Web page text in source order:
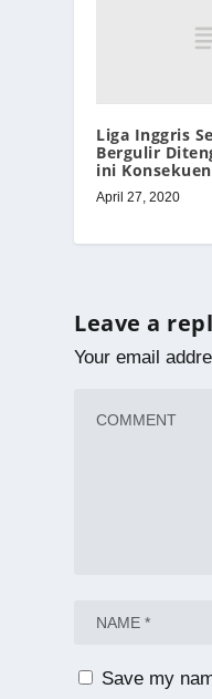
Liga Inggris
Bergulir
ini
April 27, 2020
Leave a
Your email
Save my